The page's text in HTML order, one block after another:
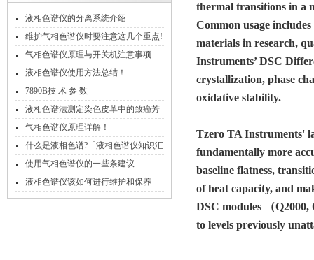
液相色谱仪的分离系统介绍
维护气相色谱仪时要注意这几个重点!
气相色谱仪原理与开关机注意事项
液相色谱仪使用方法总结！
7890B技 术 参 数
液相色谱法测定染色皮革中的致癌芳
香胺
气相色谱仪原理详解！
什么是液相色谱?「液相色谱仪知识汇
总专题」
使用气相色谱仪的一些条建议
液相色谱仪该如何进行维护和保养
thermal transitions in a
Common usage
materials in research,
Instruments’ DSC
crystallization, phase
oxidative stability.
Tzero TA Instruments'
fundamentally more
baseline flatness,
of heat capacity, and
DSC modules （
to levels previously